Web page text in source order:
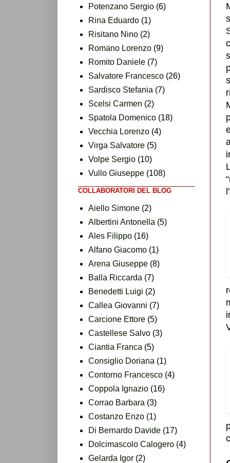
Potenzano Sergio (6)
Rina Eduardo (1)
Risitano Nino (2)
Romano Lorenzo (9)
Romito Daniele (7)
Salvatore Francesco (26)
Sardisco Stefania (7)
Scelsi Carmen (2)
Spatola Domenico (18)
Vecchia Lorenzo (4)
Virga Salvatore (5)
Volpe Sergio (10)
Vullo Giuseppe (108)
COLLABORATORI DEL BLOG
Aiello Simone (2)
Albertini Antonella (5)
Ales Filippo (16)
Alfano Giacomo (1)
Arena Giuseppe (8)
Balla Riccarda (7)
Benedetti Luigi (2)
Callea Giovanni (7)
Carcione Ettore (5)
Castellese Salvo (3)
Ciantia Franca (5)
Consiglio Doriana (1)
Contorno Francesco (4)
Coppola Ignazio (16)
Corrao Barbara (3)
Costanzo Enzo (1)
Di Bernardo Davide (17)
Dolcimascolo Calogero (4)
Gelarda Igor (2)